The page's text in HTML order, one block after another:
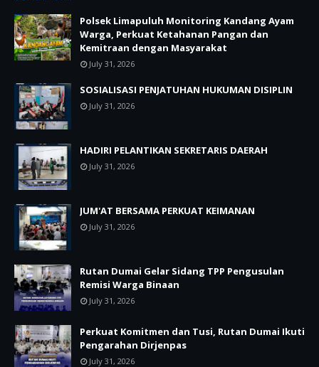
Polsek Limapuluh Monitoring Kandang Ayam
Warga, Perkuat Ketahanan Pangan dan
Kemitraan dengan Masyarakat
July 31, 2026
SOSIALISASI PENJATUHAN HUKUMAN DISIPLIN
July 31, 2026
HADIRI PELANTIKAN SEKRETARIS DAERAH
July 31, 2026
JUM'AT BERSAMA PERKUAT KEIMANAN
July 31, 2026
Rutan Dumai Gelar Sidang TPP Pengusulan
Remisi Warga Binaan
July 31, 2026
Perkuat Komitmen dan Tusi, Rutan Dumai Ikuti
Pengarahan Dirjenpas
July 31, 2026